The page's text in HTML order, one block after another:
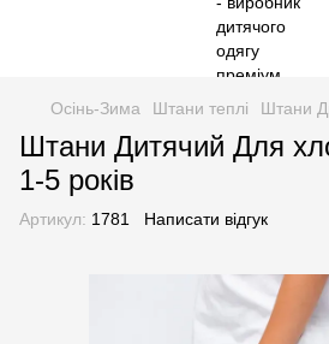
Осінь-Зима Штани теплі Штани
Штани Дитячий Для
1-5 років
Артикул: 1781 Написати відгук